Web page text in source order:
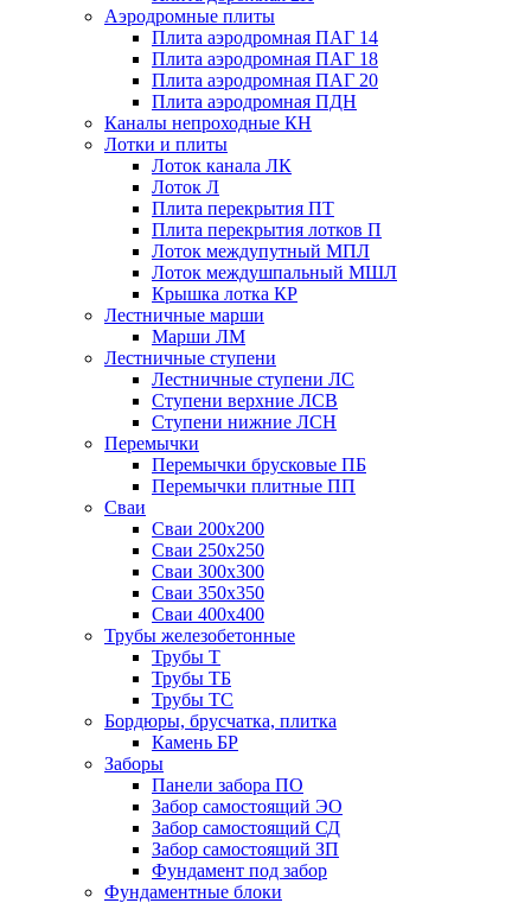
Аэродромные плиты
Плита аэродромная ПАГ 14
Плита аэродромная ПАГ 18
Плита аэродромная ПАГ 20
Плита аэродромная ПДН
Каналы непроходные КН
Лотки и плиты
Лоток канала ЛК
Лоток Л
Плита перекрытия ПТ
Плита перекрытия лотков П
Лоток междупутный МПЛ
Лоток междушпальный МШЛ
Крышка лотка КР
Лестничные марши
Марши ЛМ
Лестничные ступени
Лестничные ступени ЛС
Ступени верхние ЛСВ
Ступени нижние ЛСН
Перемычки
Перемычки брусковые ПБ
Перемычки плитные ПП
Сваи
Сваи 200х200
Сваи 250х250
Сваи 300х300
Сваи 350х350
Сваи 400х400
Трубы железобетонные
Трубы Т
Трубы ТБ
Трубы ТС
Бордюры, брусчатка, плитка
Камень БР
Заборы
Панели забора ПО
Забор самостоящий ЭО
Забор самостоящий СД
Забор самостоящий ЗП
Фyндамент под забор
Фундаментные блоки